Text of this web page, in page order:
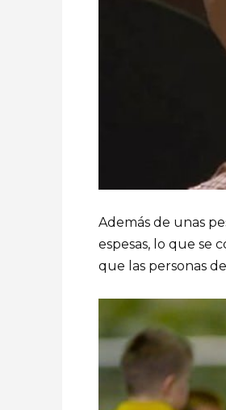
Además de unas
espesas, lo que se
que las personas